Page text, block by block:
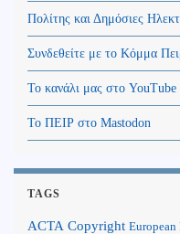
Πολίτης και Δημόσιες
Συνδεθείτε με το Κόμμα
Το κανάλι μας στο
Το ΠΕΙΡ στο Mastodon
TAGS
ACTA Copyright European